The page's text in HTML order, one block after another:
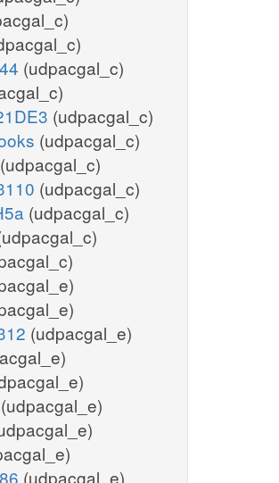
(udpacgal_c)
(udpacgal_c)
(udpacgal_c)
(udpacgal_c)
(udpacgal_c)
(udpacgal_c)
(udpacgal_e)
(udpacgal_e)
(udpacgal_e)